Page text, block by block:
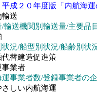
成２０年度版「内航海運
輸送
/輸送機関別輸送量/主要品
状況/船型別状況/船齢別状
替建造促進策
業者
運事業者数/登録事業者の
しい内航海運